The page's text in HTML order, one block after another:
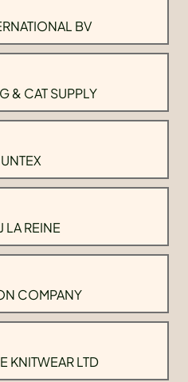
BV
& CAT SUPPLY
LA REINE
COMPANY
KNITWEAR LTD